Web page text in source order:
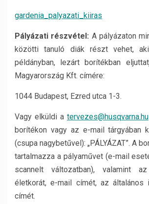
gardenia_palyazati_kiiras
Pályázati részvétel: A pályázaton
közötti tanuló diák részt vehet,
példányban, lezárt borítékban
Magyarország Kft. címére:
1044 Budapest, Ezred utca 1-3.
Vagy elküldi a tervezes@husqvarna.hu
borítékon vagy az e-mail tárgyában
(csupa nagybetűvel): „PÁLYÁZAT”. A
tartalmazza a pályaművet (e-mail
scannelt változatban), valamint
életkorát, e-mail címét, az általános
címét.